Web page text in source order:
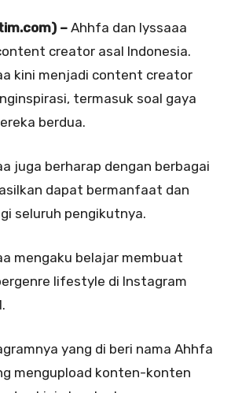
– Ahhfa dan lyssaaa
creator asal Indonesia.
kini menjadi content creator
termasuk soal gaya
berdua.
juga berharap dengan berbagai
dapat bermanfaat dan
seluruh pengikutnya.
mengaku belajar membuat
lifestyle di Instagram
yang di beri nama Ahhfa
mengupload konten-konten